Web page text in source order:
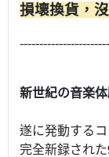
損壞換貨，
新世紀の音楽
遂に発動する
完全新録され